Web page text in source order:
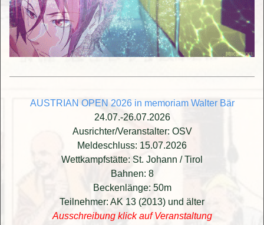
AUSTRIAN OPEN 2026 in memoriam Walter Bär
24.07.-26.07.2026
Ausrichter/Veranstalter: OSV
Meldeschluss: 15.07.2026
Wettkampfstätte: St. Johann / Tirol
Bahnen: 8
Beckenlänge: 50m
Teilnehmer: AK 13 (2013) und älter
Ausschreibung klick auf Veranstaltung